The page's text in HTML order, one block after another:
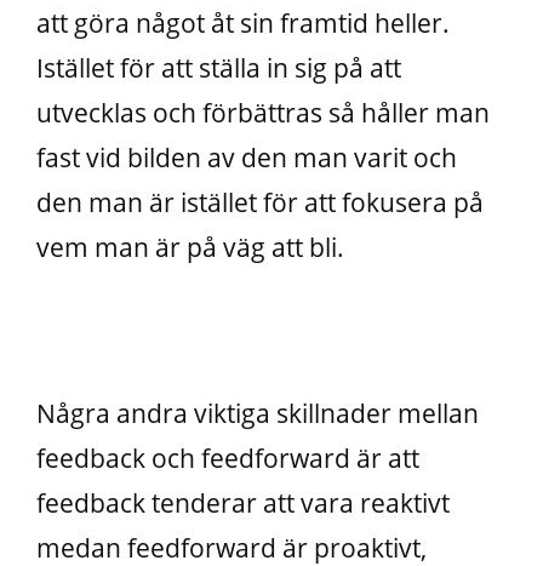
att göra något åt sin framtid heller.
Istället för att ställa in sig på att
utvecklas och förbättras så håller man
fast vid bilden av den man varit och
den man är istället för att fokusera på
vem man är på väg att bli.
Några andra viktiga skillnader mellan
feedback och feedforward är att
feedback tenderar att vara reaktivt
medan feedforward är proaktivt,